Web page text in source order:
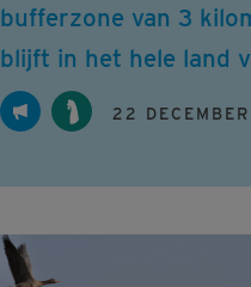
bufferzone van 3
blijft in het hele land
22